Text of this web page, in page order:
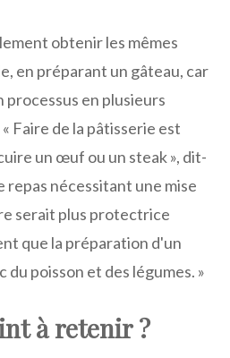
obtenir les mêmes
en préparant un gâteau, car
processus en plusieurs
Faire de la pâtisserie est
un œuf ou un steak », dit-
repas nécessitant une mise
serait plus protectrice
que la préparation d'un
du poisson et des légumes. »
à retenir ?